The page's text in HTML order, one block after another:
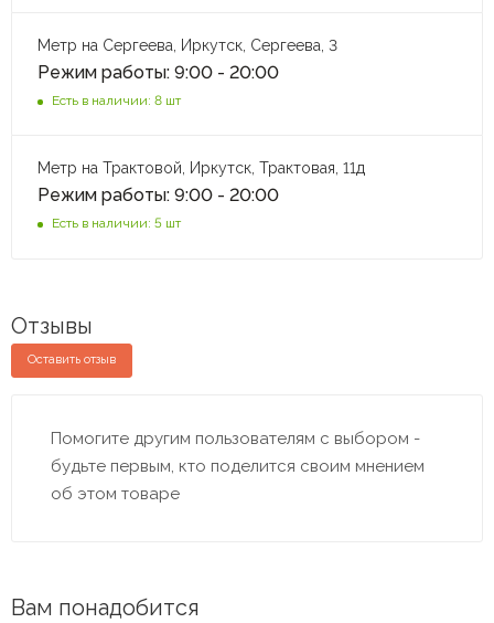
Метр на Сергеева, Иркутск, Сергеева, 3
Режим работы: 9:00 - 20:00
Есть в наличии: 8 шт
Метр на Трактовой, Иркутск, Трактовая, 11д
Режим работы: 9:00 - 20:00
Есть в наличии: 5 шт
Отзывы
Оставить отзыв
Помогите другим пользователям с выбором -
будьте первым, кто поделится своим мнением
об этом товаре
Вам понадобится